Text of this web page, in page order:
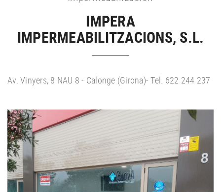
IMPERA
IMPERMEABILITZACIONS, S.L.
Av. Vinyers, 8 NAU 8 - Calonge (Girona)- Tel. 622 244 237